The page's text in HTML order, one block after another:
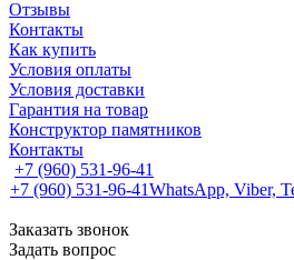
Отзывы
Контакты
Как купить
Условия оплаты
Условия доставки
Гарантия на товар
Конструктор памятников
Контакты
+7 (960) 531-96-41
+7 (960) 531-96-41WhatsApp, Viber,
Заказать звонок
Задать вопрос